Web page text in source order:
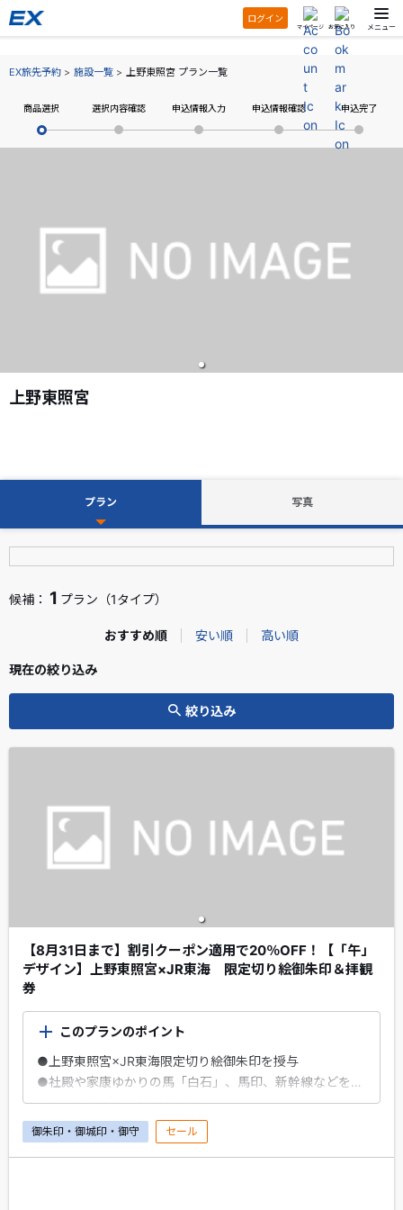
ログイン
マイページ お気に入り メニュー
EX旅先予約 施設一覧 上野東照宮 プラン一覧
商品選択 選択内容確認 申込情報入力 申込情報確認 申込完了
上野東照宮
プラン 写真
絞り込み
現在の絞り込み
候補： 1 プラン（1タイプ）
おすすめ順 安い順 高い順
【8月31日まで】割引クーポン適用で20％OFF！【「午」
デザイン】上野東照宮×JR東海 限定切り絵御朱印＆拝観
券
このプランのポイント
●上野東照宮×JR東海限定切り絵御朱印を授与
●社殿や家康ゆかりの馬「白石」、馬印、新幹線などをあ
しらった当プラン特別デザイン
●上野東照宮拝観券付き
御朱印・御城印・御守 セール